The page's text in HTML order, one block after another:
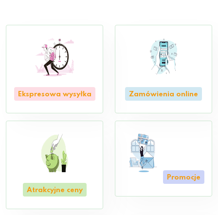
Ekspresowa wysyłka Zamówienia online
Atrakcyjne ceny
Promocje